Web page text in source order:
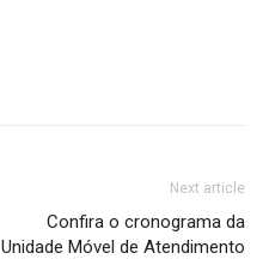
Next article
Confira o cronograma da
Unidade Móvel de Atendimento